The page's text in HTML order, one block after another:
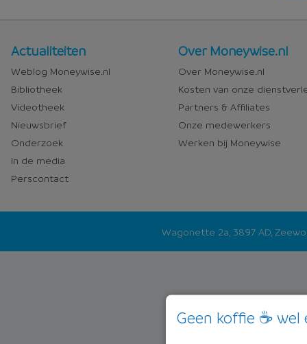
Nieuws
en
media
Actualiteiten
Weblog Moneywise.nl
Bibliotheek
Videotheek
Nieuwsbrief
Onderzoek
In de media
Perscontact
Over
Moneywise
Over Moneywise.nl
Over Moneywise.nl
Kosten van onze
Partners & Affiliates
Onze medewerkers
Werken bij Moneywise
Wagonette 2a, 3897 AD,
Geen koffie ☕